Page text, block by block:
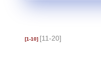
[1-10] [11-20]